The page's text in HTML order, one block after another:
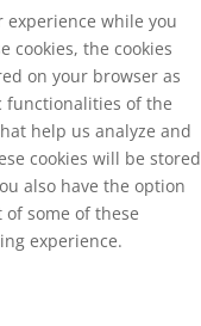
experience while you
cookies, the cookies
on your browser as
functionalities of the
help us analyze and
cookies will be stored
also have the option
some of these
experience.